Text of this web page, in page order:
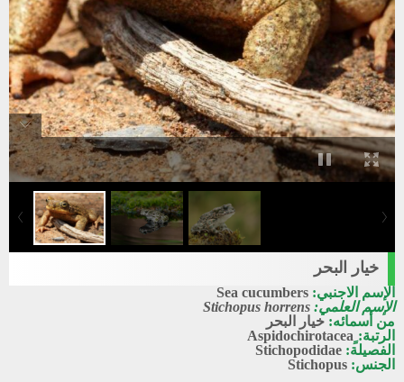
خيار البحر
الإسم الاجنبي: Sea cucumbers
الإسم العلمي: Stichopus horrens
من أسمائه: خيار البحر
الرتبة:
الفصيلة: Stichopodidae
الجنس: Stichopus